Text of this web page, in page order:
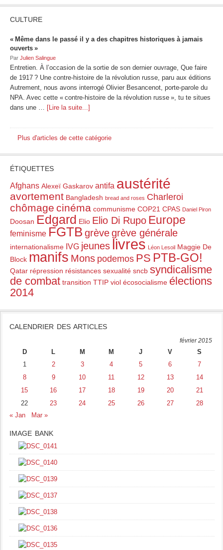
CULTURE
« Même dans le passé il y a des chapitres historiques à jamais
ouverts »
Par Julien Salingue
Entretien. À l’occasion de la sortie de son dernier ouvrage, Que faire
de 1917 ? Une contre-histoire de la révolution russe, paru aux éditions
Autrement, nous avons interrogé Olivier Besancenot, porte-parole du
NPA. Avec cette « contre-histoire de la révolution russe », tu te situes
dans une … [Lire la suite...]
Plus d'articles de cette catégorie
ÉTIQUETTES
Afghans Alexeï Gaskarov antifa austérité
avortement Bangladesh bread and roses Charleroi
chômage cinéma communisme COP21 CPAS Daniel Piron
Doosan Edgard Elio Elio Di Rupo Europe
feminisme FGTB grèvegrève générale
internationalisme IVG jeunes livres Léon Lesoil Maggie De
Block manifs Mons podemos PS PTB-GO!
Qatar répression résistances sexualité sncb syndicalisme
de combat transition TTIP viol écosocialisme élections
2014
CALENDRIER DES ARTICLES
février 2015
D L M M J V
S
1
2 3 4 5 6
7
8
9 10 11 12 13
14
15
16 17 18 19 20
21
22
23 24 25 26 27
28
« Jan
Mar »
IMAGE BANK